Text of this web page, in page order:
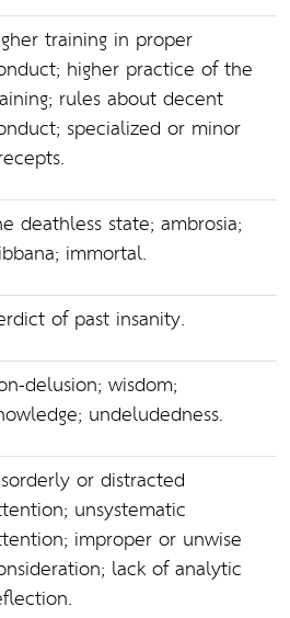
training in proper
higher practice of the
rules about decent
specialized or minor
deathless state; ambrosia;
immortal.
of past insanity.
delusion; wisdom;
undeludedness.
or distracted
unsystematic
improper or unwise
lack of analytic